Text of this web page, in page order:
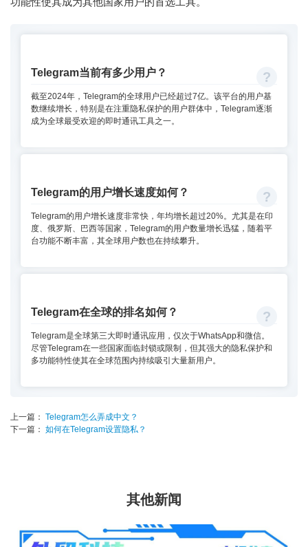
Telegram当前有多少用户？
截至2024年，Telegram的全球用户已经超过7亿。该平台的用户基
数继续增长，特别是在注重隐私保护的用户群体中，Telegram逐渐
成为全球最受欢迎的即时通讯工具之一。
Telegram的用户增长速度如何？
Telegram的用户增长速度非常快，年均增长超过20%。尤其是在印
度、俄罗斯、巴西等国家，Telegram的用户数量增长迅猛，随着平
台功能不断丰富，其全球用户数也在持续攀升。
Telegram在全球的排名如何？
Telegram是全球第三大即时通讯应用，仅次于WhatsApp和微信。
尽管Telegram在一些国家面临封锁或限制，但其强大的隐私保护和
多功能特性使其在全球范围内持续吸引大量新用户。
上一篇： Telegram怎么弄成中文？
下一篇： 如何在Telegram设置隐私？
其他新闻